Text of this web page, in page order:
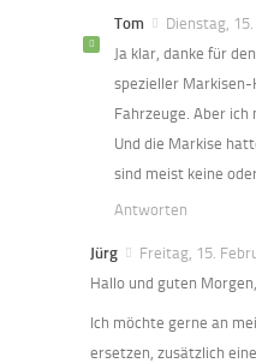
Tom
Dienstag,
Ja klar, danke für
spezieller
Fahrzeuge. Aber ich
Und die Markise
sind meist keine
Antworten
Jürg
Freitag, 15.
Hallo und guten Morgen,
Ich möchte gerne an
ersetzen, zusätzlich